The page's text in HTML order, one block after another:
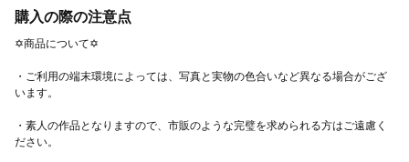
購入の際の注意点
・ご利用の端末環境によっては、写真と実物の色合いなど異なる場合がござ
・素人の作品となりますので、市販のような完璧を求められる方はご遠慮く